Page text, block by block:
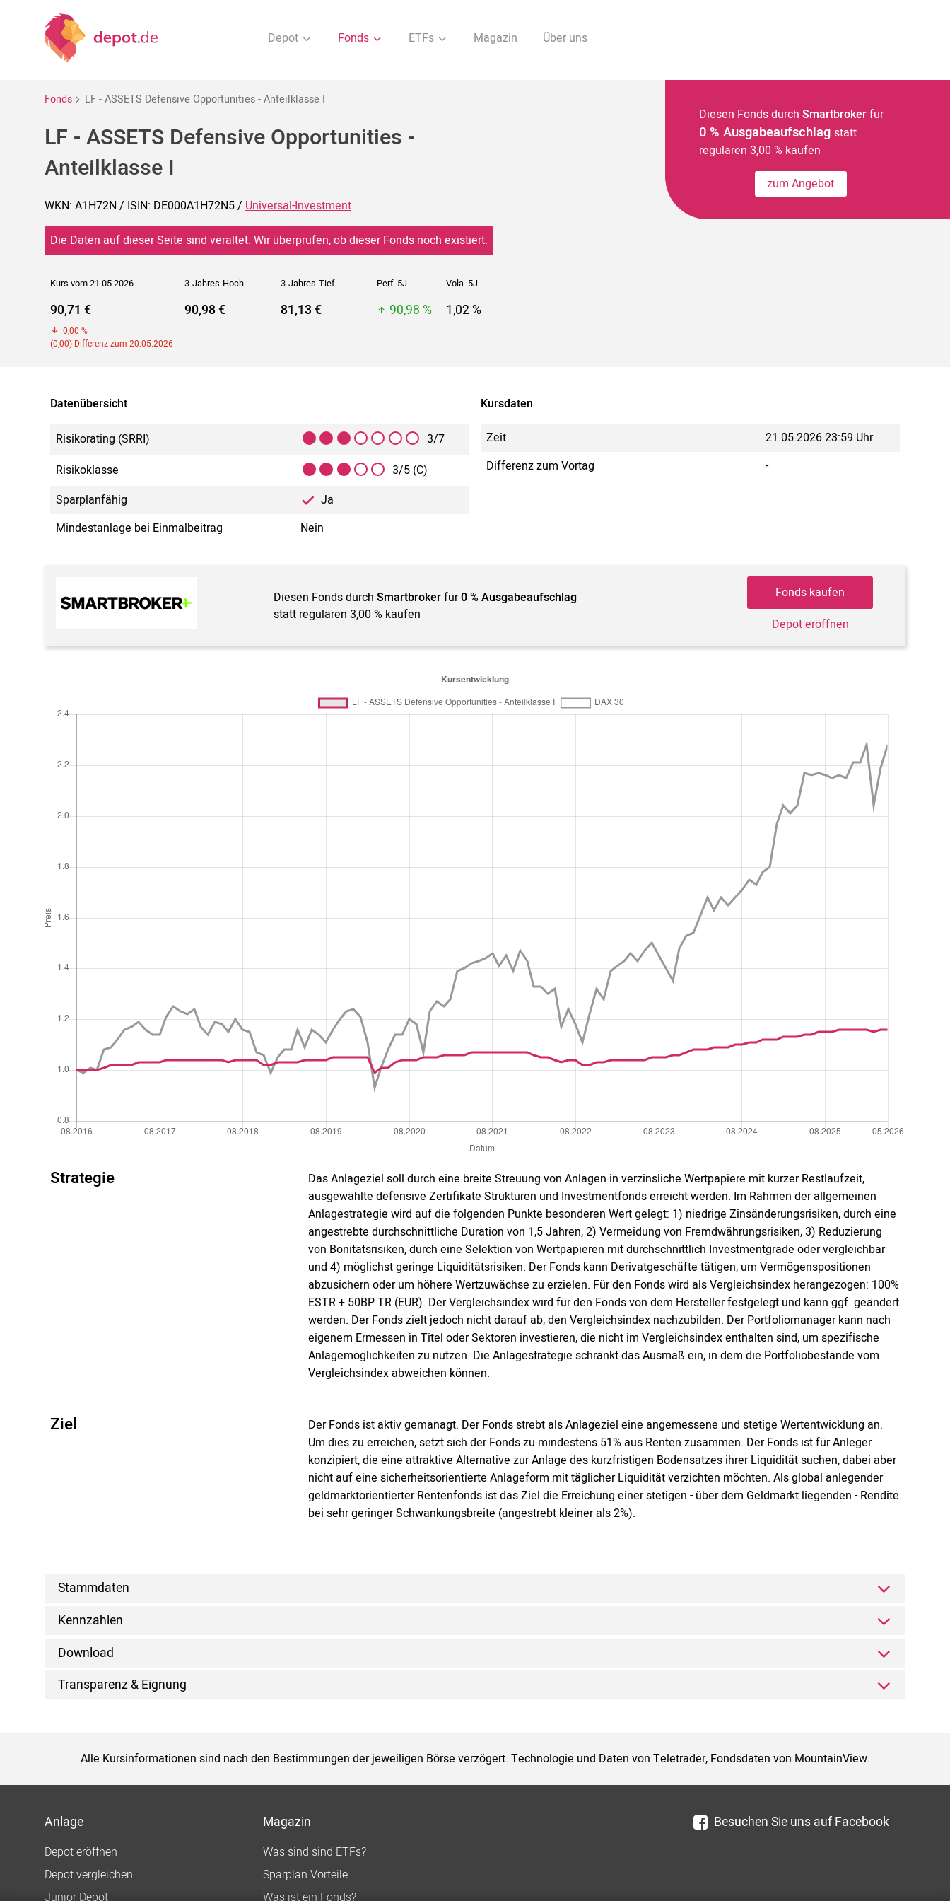
Depot Fonds ETFs Magazin Über uns
Fonds LF - ASSETS Defensive Opportunities - Anteilklasse I
LF - ASSETS Defensive Opportunities -
Anteilklasse I
WKN: A1H72N / ISIN: DE000A1H72N5 / Universal-Investment
Die Daten auf dieser Seite sind veraltet. Wir überprüfen, ob dieser Fonds noch existiert.
Kurs vom 21.05.2026 3-Jahres-Hoch 3-Jahres-Tief Perf. 5J Vola. 5J
90,71 €
0,00 %
(0,00) Differenz zum 20.05.2026
90,98 € 81,13 € 90,98 % 1,02 %
Diesen Fonds durch Smartbrokerfür
0 % Ausgabeaufschlag statt
regulären 3,00 % kaufen
zum Angebot
Datenübersicht
Risikorating (SRRI)
3/7
Risikoklasse
3/5 (C)
Sparplanfähig
Ja
Mindestanlage bei Einmalbeitrag
Nein
Kursdaten
Zeit
21.05.2026 23:59 Uhr
Differenz zum Vortag
-
Diesen Fonds durchSmartbrokerfür0 % Ausgabeaufschlag
statt regulären 3,00 % kaufen
Fonds kaufen
Depot eröffnen
Strategie
Das Anlageziel soll durch eine breite Streuung von Anlagen in verzinsliche Wertpapiere mit kurzer Restlaufzeit,
ausgewählte defensive Zertifikate Strukturen und Investmentfonds erreicht werden. Im Rahmen der allgemeinen
Anlagestrategie wird auf die folgenden Punkte besonderen Wert gelegt: 1) niedrige Zinsänderungsrisiken, durch eine
angestrebte durchschnittliche Duration von 1,5 Jahren, 2) Vermeidung von Fremdwährungsrisiken, 3) Reduzierung
von Bonitätsrisiken, durch eine Selektion von Wertpapieren mit durchschnittlich Investmentgrade oder vergleichbar
und 4) möglichst geringe Liquiditätsrisiken. Der Fonds kann Derivatgeschäfte tätigen, um Vermögenspositionen
abzusichern oder um höhere Wertzuwächse zu erzielen. Für den Fonds wird als Vergleichsindex herangezogen: 100%
ESTR + 50BP TR (EUR). Der Vergleichsindex wird für den Fonds von dem Hersteller festgelegt und kann ggf. geändert
werden. Der Fonds zielt jedoch nicht darauf ab, den Vergleichsindex nachzubilden. Der Portfoliomanager kann nach
eigenem Ermessen in Titel oder Sektoren investieren, die nicht im Vergleichsindex enthalten sind, um spezifische
Anlagemöglichkeiten zu nutzen. Die Anlagestrategie schränkt das Ausmaß ein, in dem die Portfoliobestände vom
Vergleichsindex abweichen können.
Ziel
Der Fonds ist aktiv gemanagt. Der Fonds strebt als Anlageziel eine angemessene und stetige Wertentwicklung an.
Um dies zu erreichen, setzt sich der Fonds zu mindestens 51% aus Renten zusammen. Der Fonds ist für Anleger
konzipiert, die eine attraktive Alternative zur Anlage des kurzfristigen Bodensatzes ihrer Liquidität suchen, dabei aber
nicht auf eine sicherheitsorientierte Anlageform mit täglicher Liquidität verzichten möchten. Als global anlegender
geldmarktorientierter Rentenfonds ist das Ziel die Erreichung einer stetigen - über dem Geldmarkt liegenden - Rendite
bei sehr geringer Schwankungsbreite (angestrebt kleiner als 2%).
Stammdaten
Kennzahlen
Download
Transparenz & Eignung
Alle Kursinformationen sind nach den Bestimmungen der jeweiligen Börse verzögert. Technologie und Daten von Teletrader, Fondsdaten von MountainView.
Anlage
Depot eröffnen
Depot vergleichen
Junior Depot
Magazin
Was sind sind ETFs?
Sparplan Vorteile
Was ist ein Fonds?
Besuchen Sie uns auf Facebook